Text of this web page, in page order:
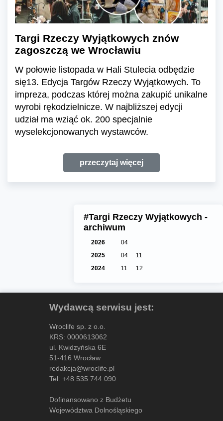
Targi Rzeczy Wyjątkowych znów
zagoszczą we Wrocławiu
W połowie listopada w Hali Stulecia odbędzie
się13. Edycja Targów Rzeczy Wyjątkowych. To
impreza, podczas której można zakupić unikalne
wyrobi rękodzielnicze. W najbliższej edycji
udział ma wziąć ok. 200 specjalnie
wyselekcjonowanych wystawców.
przeczytaj więcej
#Targi Rzeczy Wyjątkowych -
archiwum
2026
04
2025
04
11
2024
11 12
Wydawcą serwisu jest:
Wroclife sp. z o.o.
KRS: 0000613062
ul. Kwidzyńska 6E
51-416 Wrocław
redakcja@wroclife.pl
Tel: +48 535 744 090
Dofinansowano z Budżetu
Województwa Dolnośląskiego